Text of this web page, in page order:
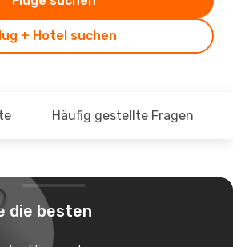
+ Hotel suchen
Häufig gestellte Fragen
die besten